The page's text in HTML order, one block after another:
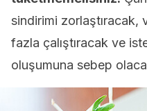
sindirimi zorlaştıracak,
fazla çalıştıracak ve
oluşumuna sebep